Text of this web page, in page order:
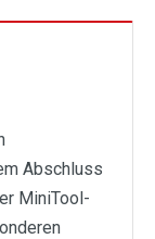
Abschluss
MiniTool-